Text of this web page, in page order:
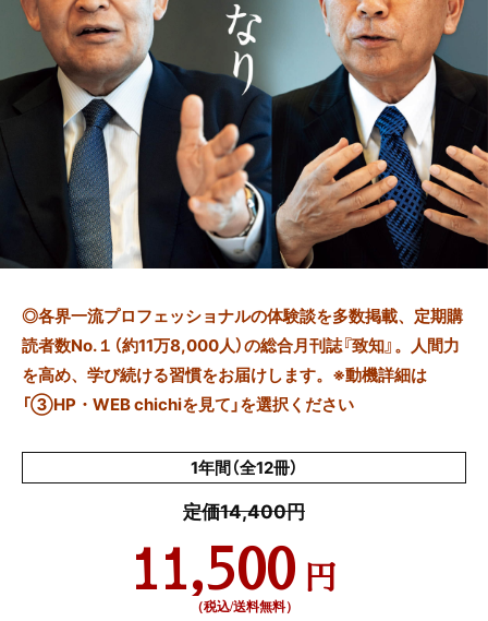
◎各界一流プロフェッショナルの体験談を多数掲載、定期購
読者数No.１（約11万8,000人）の総合月刊誌『致知』。人間力
を高め、学び続ける習慣をお届けします。※動機詳細は
「③HP・WEB chichiを見て」を選択ください
1年間（全12冊）
定価14,400円
11,500 円
（税込/送料無料）